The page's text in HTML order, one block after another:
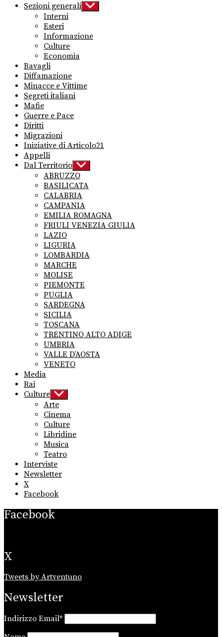
Sezioni generali Show
sub
Interni
Esteri
Informazione
Culture
Economia
Bavagli
Diffamazione
Minacce e Vittime
Segreti italiani
Mafie
Guerre e Pace
Diritti
Migrazioni
Iniziative di Articolo21
Appelli
Dal Territorio Show
sub
menu
ABRUZZO
BASILICATA
CALABRIA
CAMPANIA
EMILIA ROMAGNA
FRIULI VENEZIA GIULIA
LAZIO
LIGURIA
LOMBARDIA
MARCHE
MOLISE
PIEMONTE
PUGLIA
SARDEGNA
SICILIA
TOSCANA
TRENTINO ALTO ADIGE
UMBRIA
VALLE D’AOSTA
VENETO
Media
Rai
Culture Show
sub
menu
Arte
Cinema
Culture
Libridine
Musica
Teatro
Interviste
Newsletter
X
Facebook
Facebook
X
Tweets by Artventuno
Newsletter
Indirizzo Email*